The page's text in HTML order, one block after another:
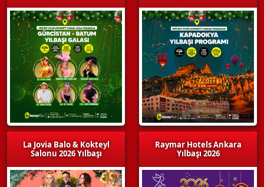
La Jovia Balo & Kokteyl
Salonu 2026 Yılbaşı
Raymar Hotels Ankara
Yılbaşı 2026